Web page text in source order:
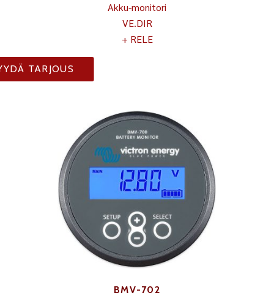
Akku-monitori
VE.DIR
+ RELE
TARJOUS
BMV-702